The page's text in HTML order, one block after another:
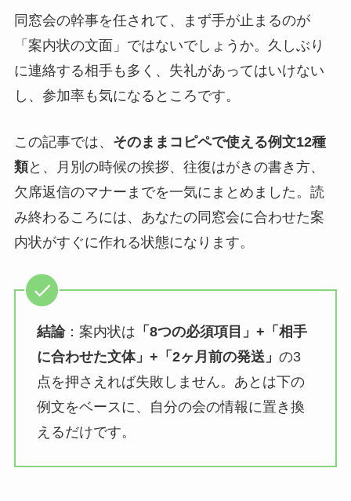
同窓会の幹事を任されて、まず手が止まるのが
「案内状の文面」ではないでしょうか。久しぶり
に連絡する相手も多く、失礼があってはいけない
し、参加率も気になるところです。
この記事では、 そのままコピペで使える例文12種
類と、月別の時候の挨拶、往復はがきの書き方、
欠席返信のマナーまでを一気にまとめました。読
み終わるころには、あなたの同窓会に合わせた案
内状がすぐに作れる状態になります。
結論：案内状は 「8つの必須項目」+「相手
に合わせた文体」+「2ヶ月前の発送」 の3
点を押さえれば失敗しません。あとは下の
例文をベースに、自分の会の情報に置き換
えるだけです。